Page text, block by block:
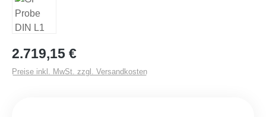
Regulärer Preis:
2.719,15 €
Preise inkl. MwSt. zzgl. Versandkosten